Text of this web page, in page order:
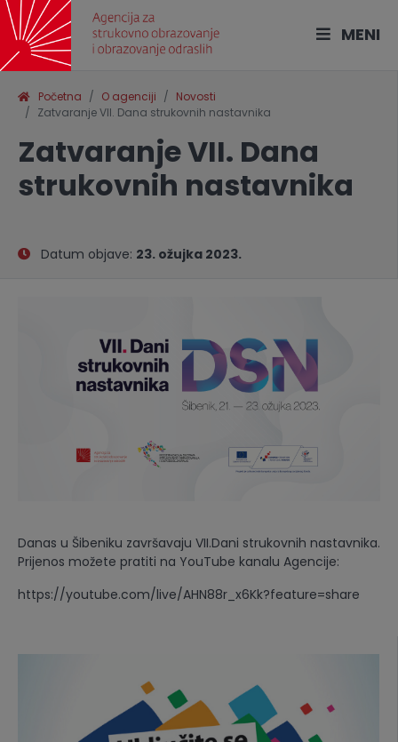
MENI
Početna O agenciji
Novosti
Zatvaranje VII. Dana strukovnih nastavnika
Zatvaranje VII. Dana
strukovnih nastavnika
Datum objave: 23. ožujka 2023.
Danas u Šibeniku završavaju VII.Dani strukovnih nastavnika.
Prijenos možete pratiti na YouTube kanalu Agencije:
https://youtube.com/live/AHN88r_x6Kk?feature=share